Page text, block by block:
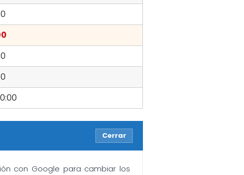
Cerrar
con Google para cambiar los